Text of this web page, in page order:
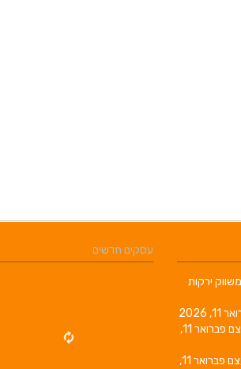
עסקים חדשים
ירקות
2026
פברואר 11,
פברואר 11,